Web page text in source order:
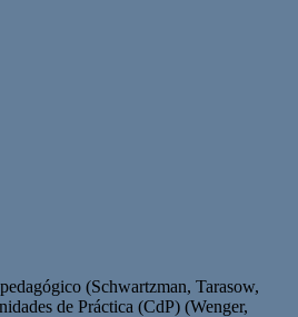
(Schwartzman, Tarasow,
de Práctica (CdP) (Wenger,